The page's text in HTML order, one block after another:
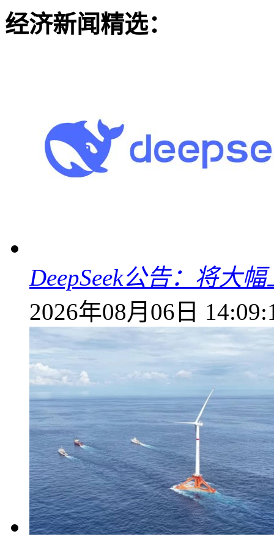
经济新闻精选：
DeepSeek公告：将大
2026年08月06日